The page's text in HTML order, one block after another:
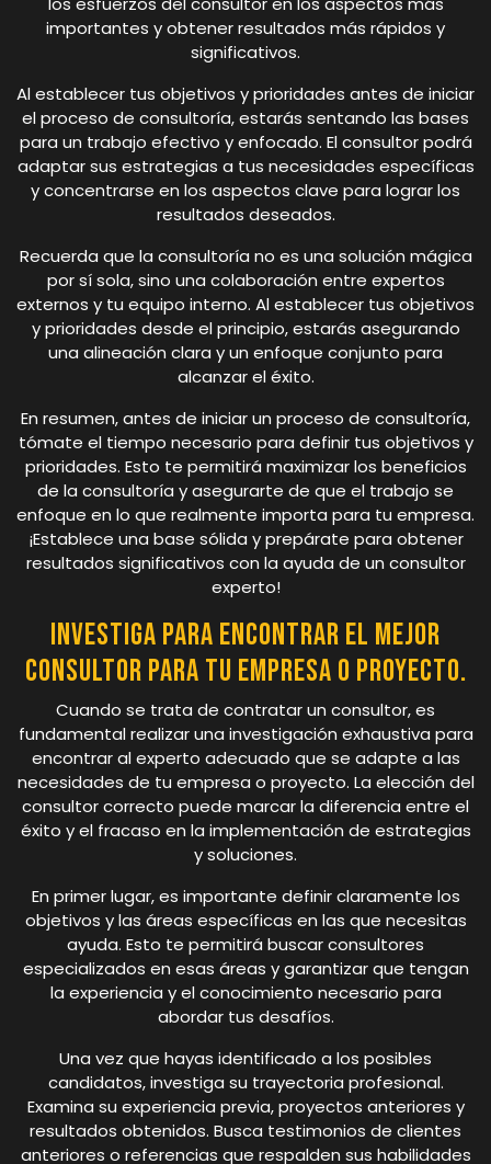
importantes y obtener resultados más rápidos y
significativos.
Al establecer tus objetivos y prioridades antes de iniciar
el proceso de consultoría, estarás sentando las bases
para un trabajo efectivo y enfocado. El consultor podrá
adaptar sus estrategias a tus necesidades específicas
y concentrarse en los aspectos clave para lograr los
resultados deseados.
Recuerda que la consultoría no es una solución mágica
por sí sola, sino una colaboración entre expertos
externos y tu equipo interno. Al establecer tus objetivos
y prioridades desde el principio, estarás asegurando
una alineación clara y un enfoque conjunto para
alcanzar el éxito.
En resumen, antes de iniciar un proceso de consultoría,
tómate el tiempo necesario para definir tus objetivos y
prioridades. Esto te permitirá maximizar los beneficios
de la consultoría y asegurarte de que el trabajo se
enfoque en lo que realmente importa para tu empresa.
¡Establece una base sólida y prepárate para obtener
resultados significativos con la ayuda de un consultor
experto!
Investiga para encontrar el mejor
consultor para tu empresa o proyecto.
Cuando se trata de contratar un consultor, es
fundamental realizar una investigación exhaustiva para
encontrar al experto adecuado que se adapte a las
necesidades de tu empresa o proyecto. La elección del
consultor correcto puede marcar la diferencia entre el
éxito y el fracaso en la implementación de estrategias
y soluciones.
En primer lugar, es importante definir claramente los
objetivos y las áreas específicas en las que necesitas
ayuda. Esto te permitirá buscar consultores
especializados en esas áreas y garantizar que tengan
la experiencia y el conocimiento necesario para
abordar tus desafíos.
Una vez que hayas identificado a los posibles
candidatos, investiga su trayectoria profesional.
Examina su experiencia previa, proyectos anteriores y
resultados obtenidos. Busca testimonios de clientes
anteriores o referencias que respalden sus habilidades